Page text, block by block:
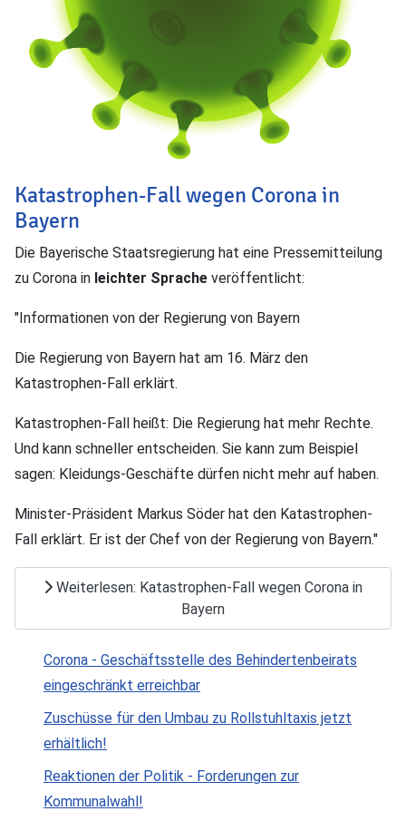
Katastrophen-Fall wegen Corona in
Bayern
Die Bayerische Staatsregierung hat eine Pressemitteilung
zu Corona in leichter Sprache veröffentlicht:
"Informationen von der Regierung von Bayern
Die Regierung von Bayern hat am 16. März den
Katastrophen-Fall erklärt.
Katastrophen-Fall heißt: Die Regierung hat mehr Rechte.
Und kann schneller entscheiden. Sie kann zum Beispiel
sagen: Kleidungs-Geschäfte dürfen nicht mehr auf haben.
Minister-Präsident Markus Söder hat den Katastrophen-
Fall erklärt. Er ist der Chef von der Regierung von Bayern."
Weiterlesen: Katastrophen-Fall wegen Corona in
Bayern
Corona - Geschäftsstelle des Behindertenbeirats
eingeschränkt erreichbar
Zuschüsse für den Umbau zu Rollstuhltaxis jetzt
erhältlich!
Reaktionen der Politik - Forderungen zur
Kommunalwahl!